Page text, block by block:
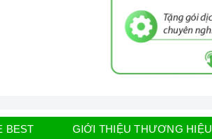
BEST GIỚI THIỆU THƯƠNG HIỆU